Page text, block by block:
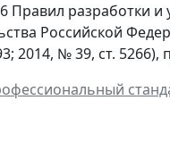
Правил разработки
Российской
2014, № 39, ст. 5266),